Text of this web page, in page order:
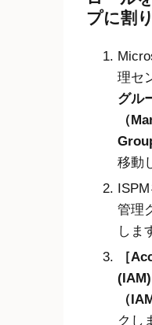
プに割
理セ
グル
（
移動
管理
しま
（
クし